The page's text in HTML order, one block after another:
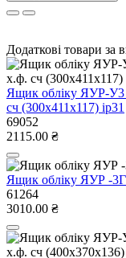
Додаткові товари за
Ящик облiку ЯУР-У3
сч (300х411х117) ip31
69052
2115.00 ₴
Ящик облiку ЯУР -
61264
3010.00 ₴